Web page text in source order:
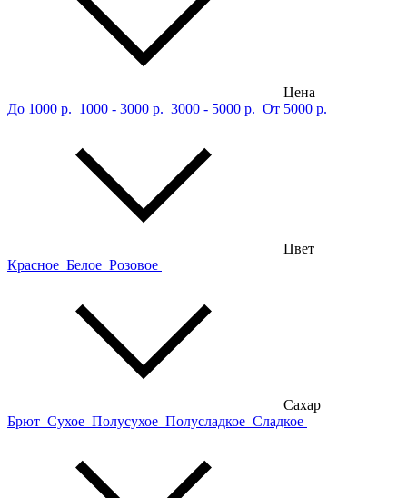
Цена
До 1000 р. 1000 - 3000 р. 3000 - 5000 р. От 5000 р.
Цвет
Красное Белое Розовое
Сахар
Брют Сухое Полусухое Полусладкое Сладкое